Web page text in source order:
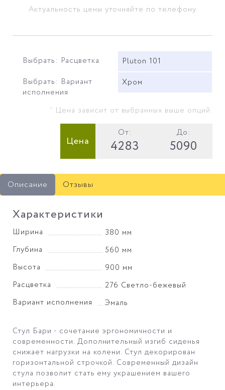
Актуальность цены уточняйте по телефону
Выбрать: Расцветка
Pluton 101
Выбрать: Вариант
исполнения
Хром
* Цена зависит от выбранных выше опций.
Цена
От:
4283
До:
5090
Описание Отзывы
Характеристики
Ширина
380 мм
Глубина
560 мм
Высота
900 мм
Расцветка
276 Светло-бежевый
Вариант исполнения
Эмаль
Стул Бари - сочетание эргономичности и
современности. Дополнительный изгиб сиденья
снижает нагрузки на колени. Стул декорирован
горизонтальной строчкой. Современный дизайн
стула позволит стать ему украшением вашего
интерьера.